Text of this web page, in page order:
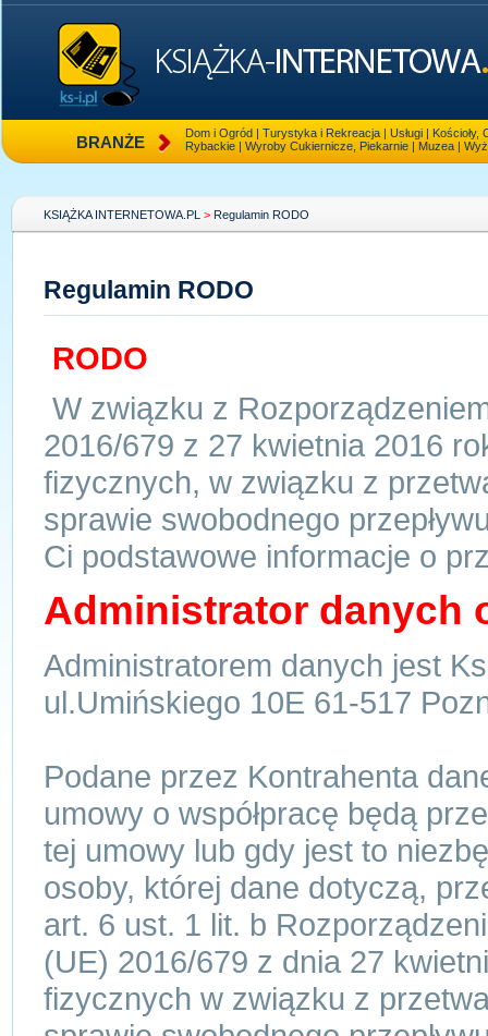
BRANŻE Dom i Ogród | Turystyka i Rekreacja | Usługi | Kościoły,
Rybackie | Wyroby Cukiernicze, Piekarnie | Muzea |
KSIĄŻKA INTERNETOWA.PL > Regulamin RODO
Regulamin RODO
RODO
W związku z
2016/679 z 27 kwietnia 2016
fizycznych, w związku z
sprawie swobodnego
Ci podstawowe informacje o
Administrator danych
Administratorem danych jest
ul.Umińskiego 10E 61-517
Podane przez Kontrahenta
umowy o współpracę będą
tej umowy lub gdy jest to
osoby, której dane dotyczą,
art. 6 ust. 1 lit. b
(UE) 2016/679 z dnia 27
fizycznych w związku z